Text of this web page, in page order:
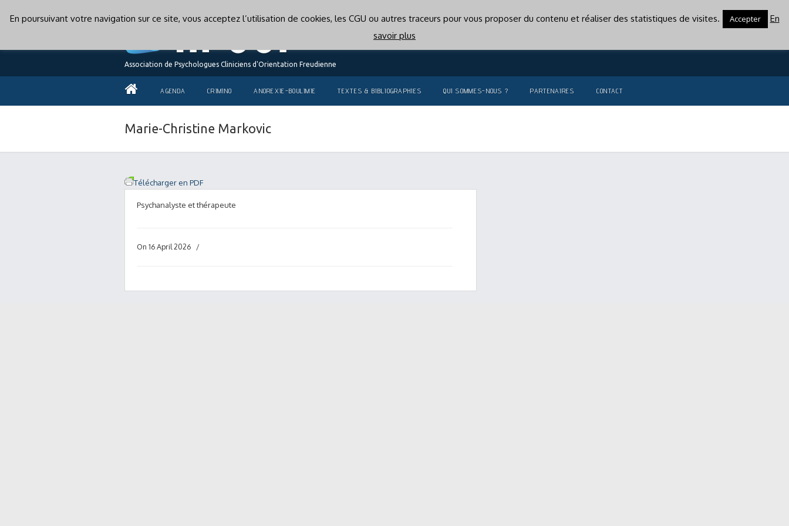
Association de Psychologues Cliniciens d'Orientation Freudienne
AGENDA CRIMINO ANOREXIE-BOULIMIE TEXTES & BIBLIOGRAPHIES QUI SOMMES-NOUS ? PARTENAIRES CONTACT
Marie-Christine Markovic
Télécharger en PDF
Psychanalyste et thérapeute
On 16 April 2026 /
En poursuivant votre navigation sur ce site, vous acceptez l’utilisation de cookies, les CGU ou autres traceurs pour vous proposer du contenu et réaliser des statistiques de visites. Accepter
En
savoir plus